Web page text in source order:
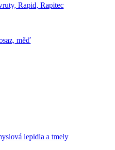
Rapid, Rapitec
měď
lepidla a tmely